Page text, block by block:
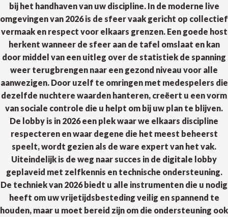
bij het handhaven van uw discipline. In de moderne live
omgevingen van 2026 is de sfeer vaak gericht op collectief
vermaak en respect voor elkaars grenzen. Een goede host
herkent wanneer de sfeer aan de tafel omslaat en kan
door middel van een uitleg over de statistiek de spanning
weer terugbrengen naar een gezond niveau voor alle
aanwezigen. Door uzelf te omringen met medespelers die
dezelfde nuchtere waarden hanteren, creëert u een vorm
van sociale controle die u helpt om bij uw plan te blijven.
De lobby is in 2026 een plek waar we elkaars discipline
respecteren en waar degene die het meest beheerst
speelt, wordt gezien als de ware expert van het vak.
Uiteindelijk is de weg naar succes in de digitale lobby
geplaveid met zelfkennis en technische ondersteuning.
De techniek van 2026 biedt u alle instrumenten die u nodig
heeft om uw vrijetijdsbesteding veilig en spannend te
houden, maar u moet bereid zijn om die ondersteuning ook